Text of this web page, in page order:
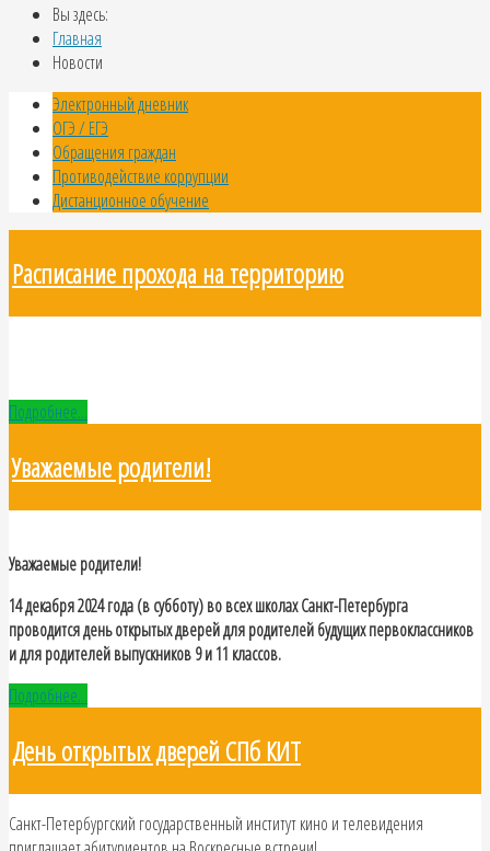
Вы здесь:
Главная
Новости
Электронный дневник
ОГЭ / ЕГЭ
Обращения граждан
Противодействие коррупции
Дистанционное обучение
Расписание прохода на территорию
Подробнее...
Уважаемые родители!
Уважаемые родители!
14 декабря 2024 года (в субботу) во всех школах Санкт-Петербурга
проводится день открытых дверей для родителей будущих первоклассников
и для родителей выпускников 9 и 11 классов.
Подробнее...
День открытых дверей СПб КИТ
Санкт-Петербургский государственный институт кино и телевидения